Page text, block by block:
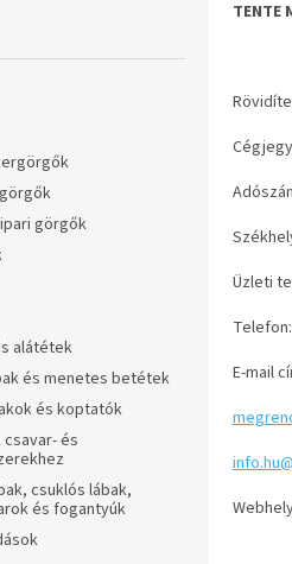
görgők
alátétek
és menetes betétek
és koptatók
és
csuklós lábak,
és fogantyúk
Üzleti
E-mail